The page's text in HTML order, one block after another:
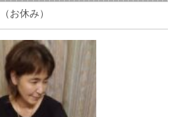
（お休み）